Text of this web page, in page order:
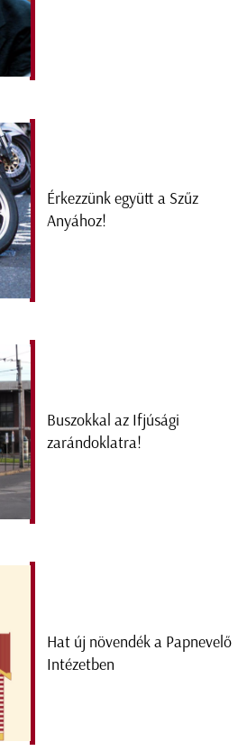
Érkezzünk együtt a Szűz
Anyához!
Buszokkal az Ifjúsági
zarándoklatra!
Hat új növendék a Papnevelő
Intézetben